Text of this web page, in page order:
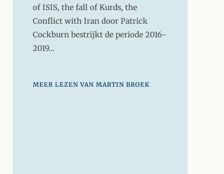
of ISIS, the fall of Kurds, the
Conflict with Iran door Patrick
Cockburn bestrijkt de periode 2016-
2019…
MEER LEZEN VAN MARTIN BROEK